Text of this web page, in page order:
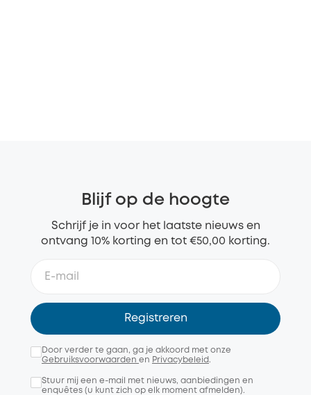
Blijf op de hoogte
Schrijf je in voor het laatste nieuws en
ontvang 10% korting en tot €50,00 korting.
Registreren
Door verder te gaan, ga je akkoord met onze
Gebruiksvoorwaarden en Privacybeleid.
Stuur mij een e-mail met nieuws, aanbiedingen en
enquêtes (u kunt zich op elk moment afmelden).